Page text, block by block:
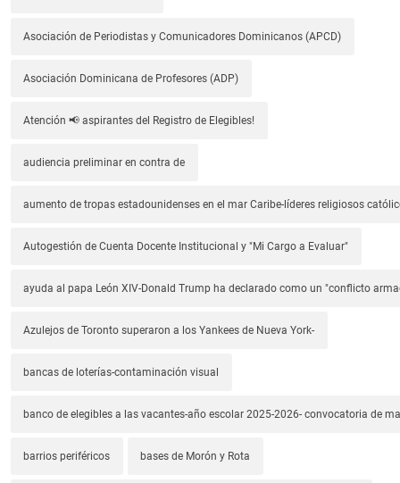
Asociación de Periodistas y Comunicadores Dominicanos (APCD)
Asociación Dominicana de Profesores (ADP)
Atención 📢 aspirantes del Registro de Elegibles!
audiencia preliminar en contra de
aumento de tropas estadounidenses en el mar Caribe-líderes religiosos
Autogestión de Cuenta Docente Institucional y "Mi Cargo a Evaluar"
ayuda al papa León XIV-Donald Trump ha declarado como un "conflicto
Azulejos de Toronto superaron a los Yankees de Nueva York-
bancas de loterías-contaminación visual
banco de elegibles a las vacantes-año escolar 2025-2026- convocatoria de
barrios periféricos bases de Morón y Rota